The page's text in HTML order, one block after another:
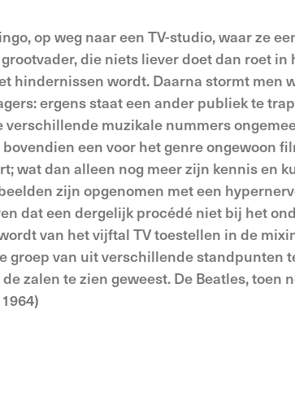
op weg naar een TV-studio, waar ze
die niets liever doet dan roet
hindernissen wordt. Daarna stormt men
ergens staat een ander publiek te
ver­schillende muzikale nummers
een voor het genre ongewoon
wat dan alleen nog meer zijn kennis en
zijn opgenomen met een
dat een derge­lijk procédé niet bij het
van het vijftal TV toestellen in de
groep van uit verschillende standpunten
zalen te zien geweest. De Beatles, toen